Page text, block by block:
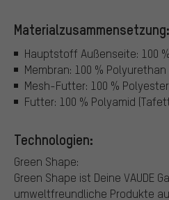
Materialzusammensetzung:
Hauptstoff Außenseite: 100
Membran: 100 % Polyurethan
Mesh-Futter: 100 % Polyester
Futter: 100 % Polyamid
Technologien:
Green Shape:
Green Shape ist Deine VAUDE
umweltfreundliche Produkte